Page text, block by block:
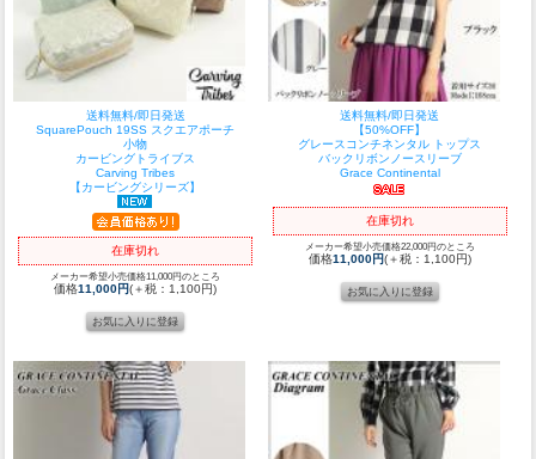
送料無料/即日発送
SquarePouch 19SS スクエアポーチ
小物
カービングトライブス
Carving Tribes
【カービングシリーズ】
在庫切れ
メーカー希望小売価格11,000円のところ
価格11,000円(＋税：1,100円)
送料無料/即日発送
【50%OFF】
グレースコンチネンタル トップス
バックリボンノースリーブ
Grace Continental
在庫切れ
メーカー希望小売価格22,000円のところ
価格11,000円(＋税：1,100円)